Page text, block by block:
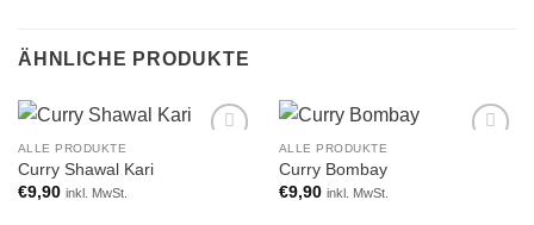
ÄHNLICHE PRODUKTE
ALLE PRODUKTE
Curry Shawal Kari
€9,90 inkl. MwSt.
ALLE PRODUKTE
Curry Bombay
€9,90 inkl. MwSt.